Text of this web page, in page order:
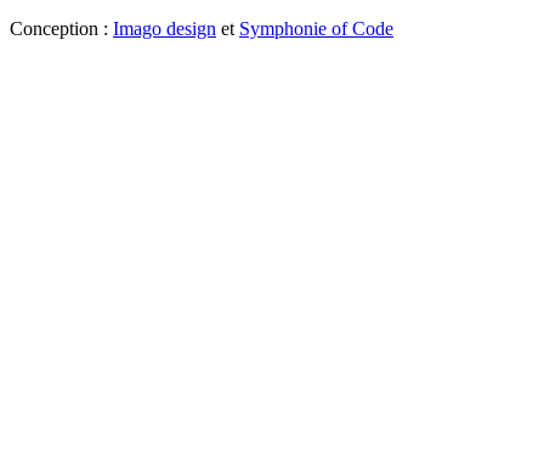
Conception : Imago design et Symphonie of Code